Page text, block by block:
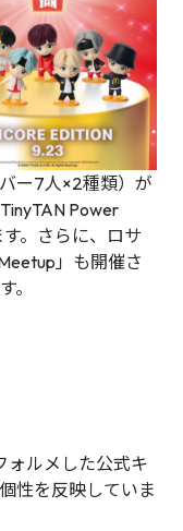
ー7人×2種類）が
Power
。さらに、ロサ
」も開催さ
。
ォルメした公式キ
性を反映していま